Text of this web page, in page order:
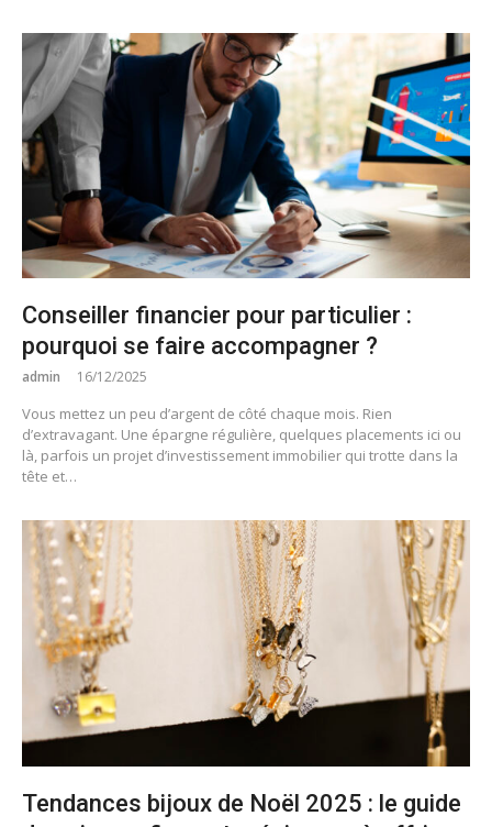
Conseiller financier pour particulier :
pourquoi se faire accompagner ?
admin 16/12/2025
Vous mettez un peu d’argent de côté chaque mois. Rien
d’extravagant. Une épargne régulière, quelques placements ici ou
là, parfois un projet d’investissement immobilier qui trotte dans la
tête et…
Tendances bijoux de Noël 2025 : le guide